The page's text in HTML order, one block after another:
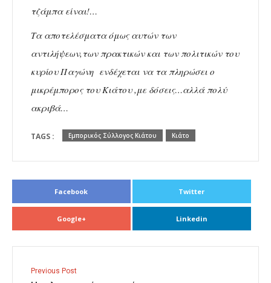
τζάμπα είναι!…
Τα αποτελέσματα όμως αυτών των
αντιλήψεων,των πρακτικών και των πολιτικών του
κυρίου Παγώνη ενδέχεται να τα πληρώσει ο
μικρέμπορος του Κιάτου ,με δόσεις…αλλά πολύ
ακριβά…
TAGS : Εμπορικός Σύλλογος Κιάτου Κιάτο
Facebook Twitter
Google+ Linkedin
Previous Post